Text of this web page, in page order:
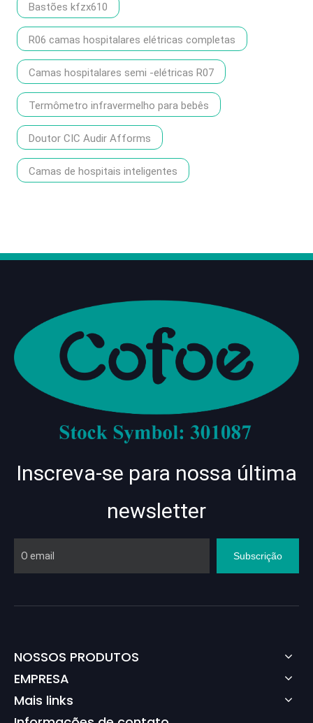
Bastões kfzx610
R06 camas hospitalares elétricas completas
Camas hospitalares semi -elétricas R07
Termômetro infravermelho para bebês
Doutor CIC Audir Afforms
Camas de hospitais inteligentes
Inscreva-se para nossa última
newsletter
Subscrição
NOSSOS PRODUTOS
EMPRESA
Mais links